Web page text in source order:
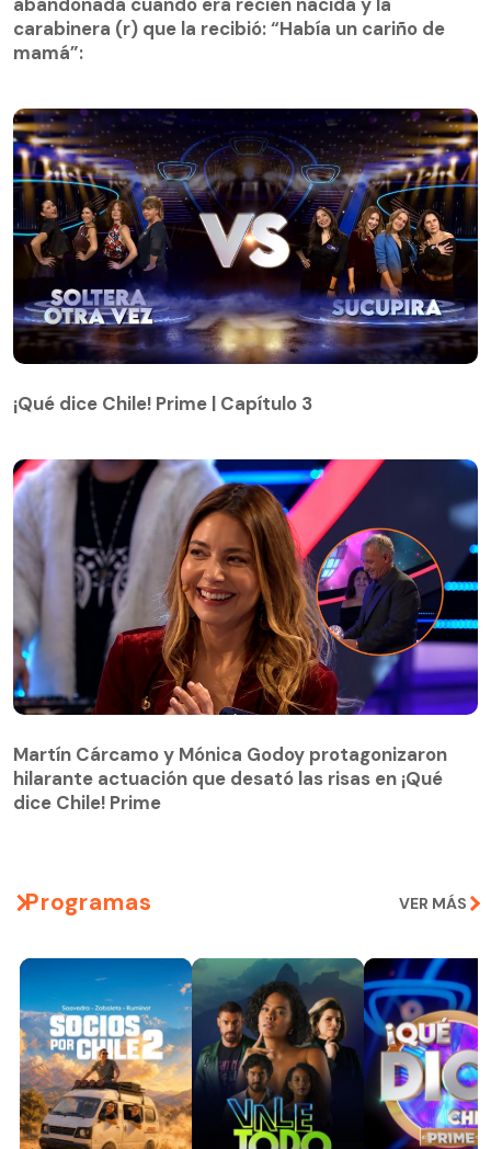
mamá”:
carabinera (r) que la recibió: “Había un cariño de
mamá”:
¡Qué dice Chile! Prime | Capítulo 3
hilarante actuación que desató las risas en ¡Qué
dice Chile! Prime
Martín Cárcamo y Mónica Godoy protagonizaron
hilarante actuación que desató las risas en ¡Qué
dice Chile! Prime
Programas VER MÁS